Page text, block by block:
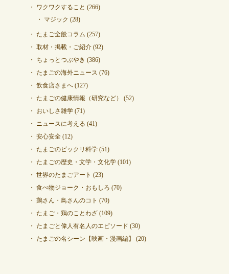
ワクワクすること (266)
マジック (28)
たまご全般コラム (257)
取材・掲載・ご紹介(92)
ちょっとつぶやき (386)
たまごの海外ニュース (76)
飲食店さまへ(127)
たまごの健康情報（研究など）
(52)
おいしさ雑学(71)
ニュースに考える (41)
安心安全(12)
たまごのビックリ科学(51)
たまごの歴史・文学・文化学(101)
世界のたまごアート (23)
食べ物ジョーク・おもしろ (70)
鶏さん・鳥さんのコト (70)
たまご・鶏のことわざ(109)
たまごと偉人有名人のエピソード (30)
たまごの名シーン【映画・漫画編】
(20)